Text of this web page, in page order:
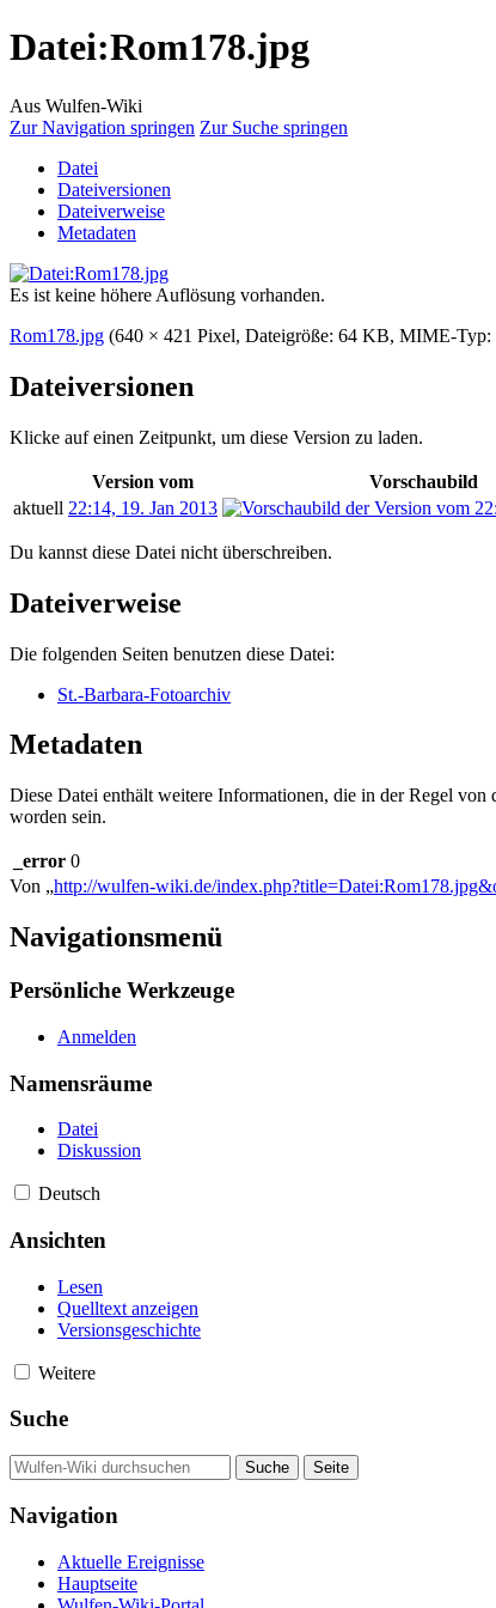
Datei:Rom178.jpg
Aus Wulfen-Wiki
Zur Navigation springen Zur Suche springen
Datei
Dateiversionen
Dateiverweise
Metadaten
Es ist keine höhere Auflösung vorhanden.
Rom178.jpg (640 × 421 Pixel, Dateigröße: 64 KB, MIME-Typ:
Dateiversionen
Klicke auf einen Zeitpunkt, um diese Version zu laden.
Version vom Vorschaubild
aktuell 22:14, 19. Jan 2013
Du kannst diese Datei nicht überschreiben.
Dateiverweise
Die folgenden Seiten benutzen diese Datei:
St.-Barbara-Fotoarchiv
Metadaten
Diese Datei enthält weitere Informationen, die in der Regel
worden sein.
_error 0
Von „http://wulfen-wiki.de/
Navigationsmenü
Persönliche Werkzeuge
Anmelden
Namensräume
Datei
Diskussion
Deutsch
Ansichten
Lesen
Quelltext anzeigen
Versionsgeschichte
Weitere
Suche
Navigation
Aktuelle Ereignisse
Hauptseite